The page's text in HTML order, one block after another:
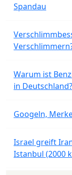
Spandau
Warum ist
in Deutschland?
Googeln,
Israel greift
Istanbul (2000